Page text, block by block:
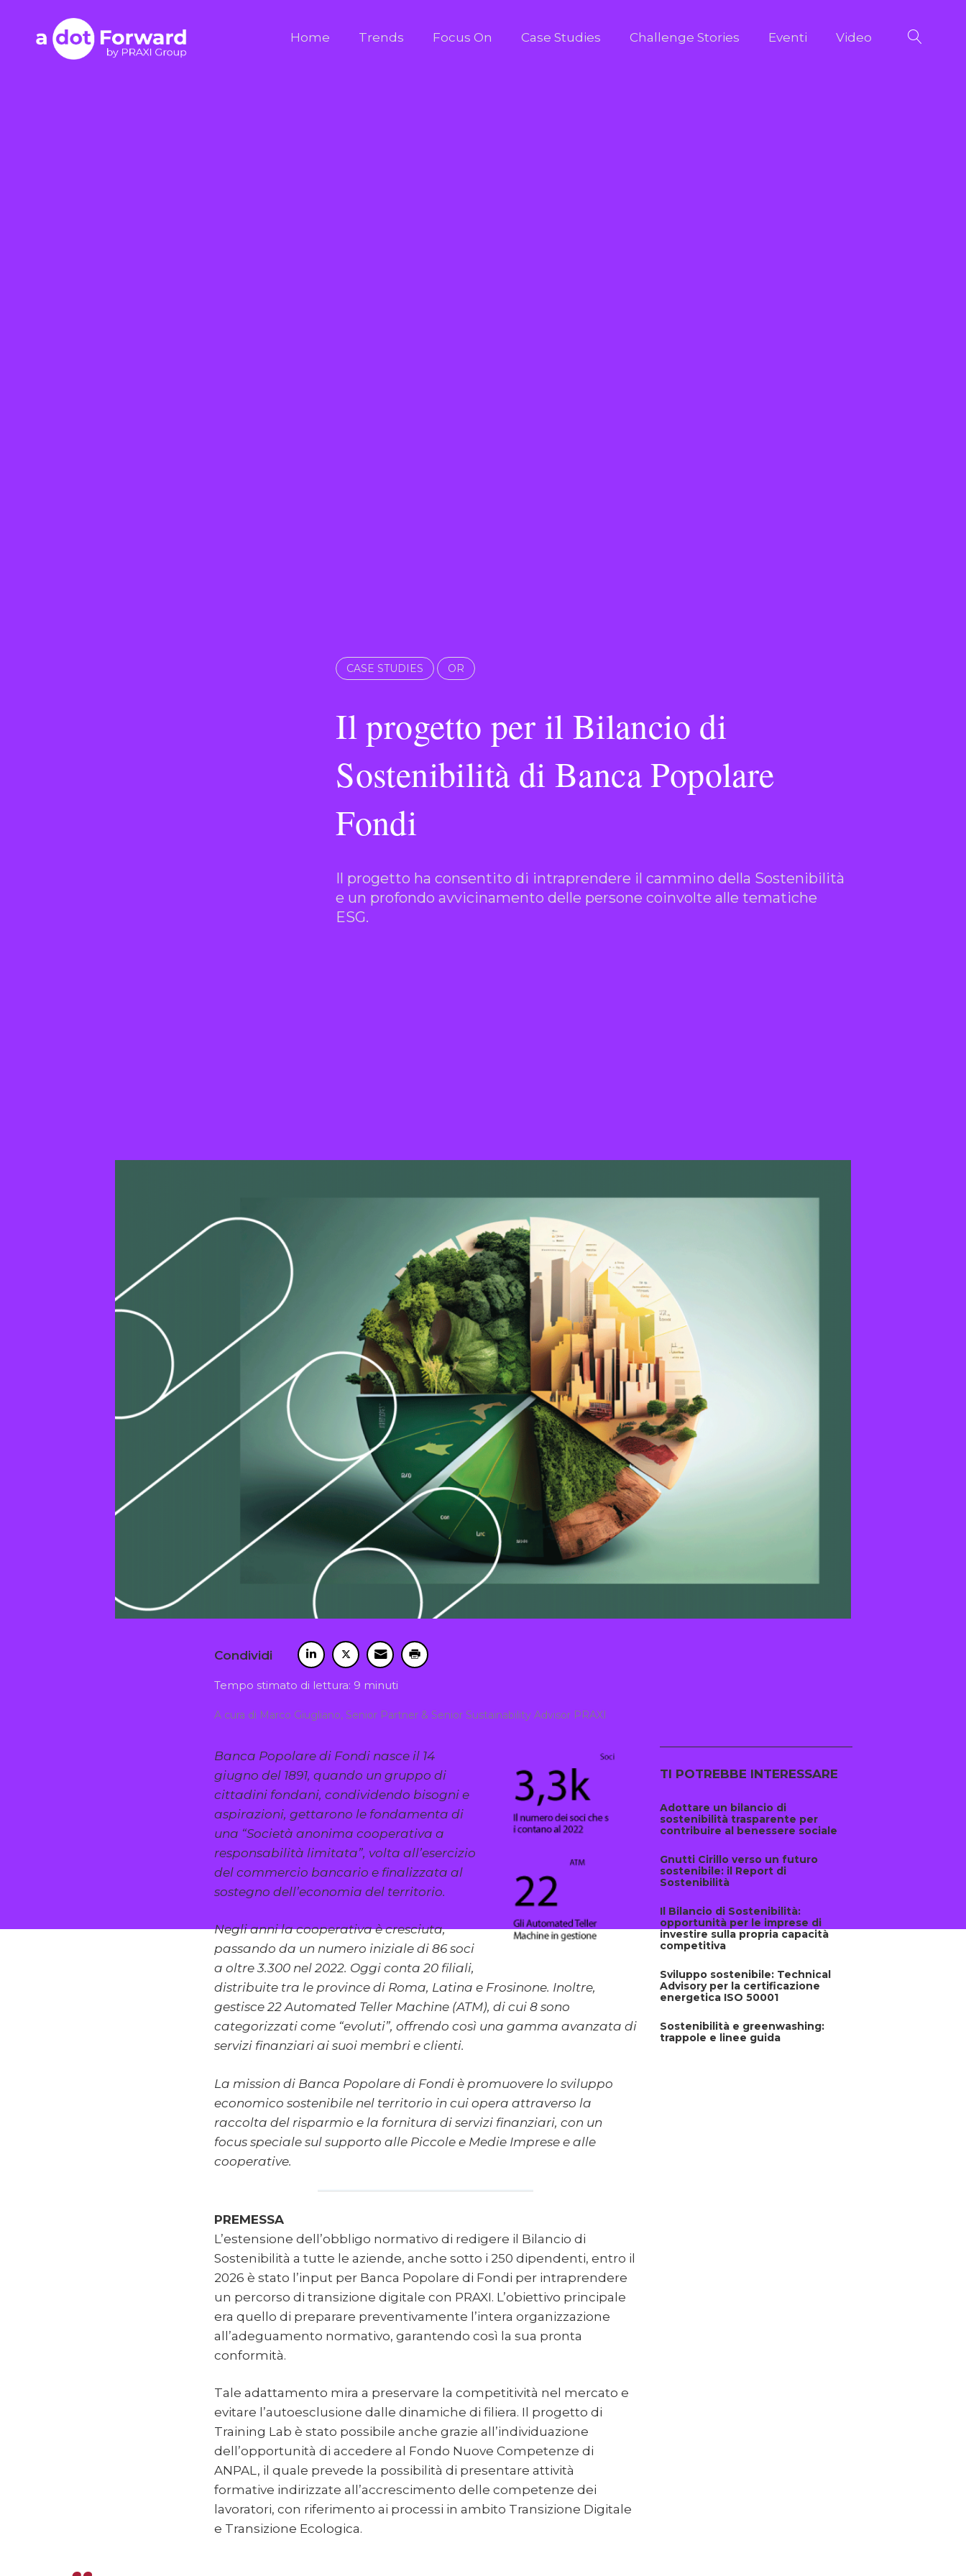
contentA Dot Forward Home Trends Focus On Case Studies Challenge Stories Eventi Video
CASE STUDIES OR
Il progetto per il Bilancio di
Sostenibilità di Banca Popolare
Fondi
Il progetto ha consentito di intraprendere il cammino della Sostenibilità
e un profondo avvicinamento delle persone coinvolte alle tematiche
ESG.
Condividi
Tempo stimato di lettura: 9 minuti
A cura di Marco Giugliano, Senior Partner & Senior Sustainability Advisor PRAXI
Banca Popolare di Fondi nasce il 14
giugno del 1891, quando un gruppo di
cittadini fondani, condividendo bisogni e
aspirazioni, gettarono le fondamenta di
una “Società anonima cooperativa a
responsabilità limitata”, volta all’esercizio
del commercio bancario e finalizzata al
sostegno dell’economia del territorio.
Negli anni la cooperativa è cresciuta,
passando da un numero iniziale di 86 soci
a oltre 3.300 nel 2022. Oggi conta 20 filiali,
distribuite tra le province di Roma, Latina e Frosinone. Inoltre,
gestisce 22 Automated Teller Machine (ATM), di cui 8 sono
categorizzati come “evoluti”, offrendo così una gamma avanzata di
servizi finanziari ai suoi membri e clienti.
La mission di Banca Popolare di Fondi è promuovere lo sviluppo
economico sostenibile nel territorio in cui opera attraverso la
raccolta del risparmio e la fornitura di servizi finanziari, con un
focus speciale sul supporto alle Piccole e Medie Imprese e alle
cooperative.
PREMESSA
L’estensione dell’obbligo normativo di redigere il Bilancio di
Sostenibilità a tutte le aziende, anche sotto i 250 dipendenti, entro il
2026 è stato l’input per Banca Popolare di Fondi per intraprendere
un percorso di transizione digitale con PRAXI. L’obiettivo principale
era quello di preparare preventivamente l’intera organizzazione
all’adeguamento normativo, garantendo così la sua pronta
conformità.
Tale adattamento mira a preservare la competitività nel mercato e
evitare l’autoesclusione dalle dinamiche di filiera. Il progetto di
Training Lab è stato possibile anche grazie all’individuazione
dell’opportunità di accedere al Fondo Nuove Competenze di
ANPAL, il quale prevede la possibilità di presentare attività
formative indirizzate all’accrescimento delle competenze dei
lavoratori, con riferimento ai processi in ambito Transizione Digitale
e Transizione Ecologica.
TI POTREBBE INTERESSARE
Adottare un bilancio di
sostenibilità trasparente per
contribuire al benessere sociale
Gnutti Cirillo verso un futuro
sostenibile: il Report di
Sostenibilità
Il Bilancio di Sostenibilità:
opportunità per le imprese di
investire sulla propria capacità
competitiva
Sviluppo sostenibile: Technical
Advisory per la certificazione
energetica ISO 50001
Sostenibilità e greenwashing:
trappole e linee guida